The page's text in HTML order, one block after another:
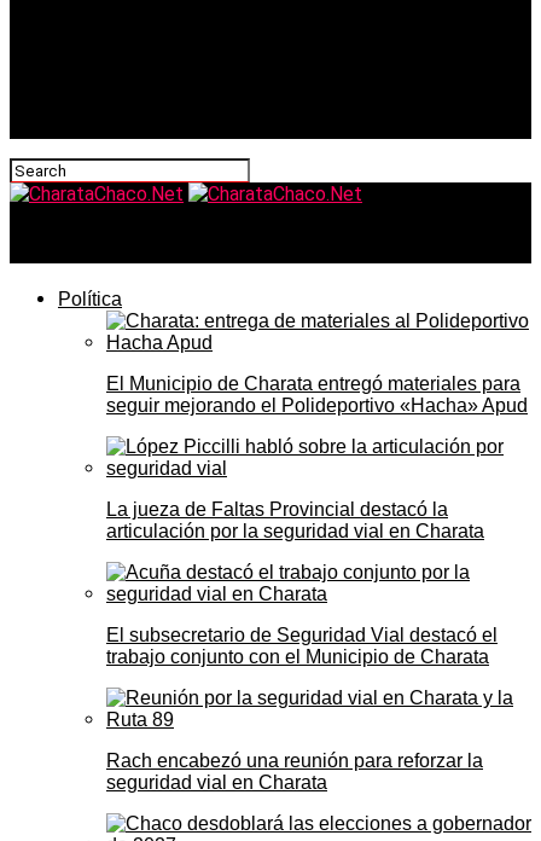
Política
El Municipio de Charata entregó materiales para
seguir mejorando el Polideportivo «Hacha» Apud
La jueza de Faltas Provincial destacó la
articulación por la seguridad vial en Charata
El subsecretario de Seguridad Vial destacó el
trabajo conjunto con el Municipio de Charata
Rach encabezó una reunión para reforzar la
seguridad vial en Charata